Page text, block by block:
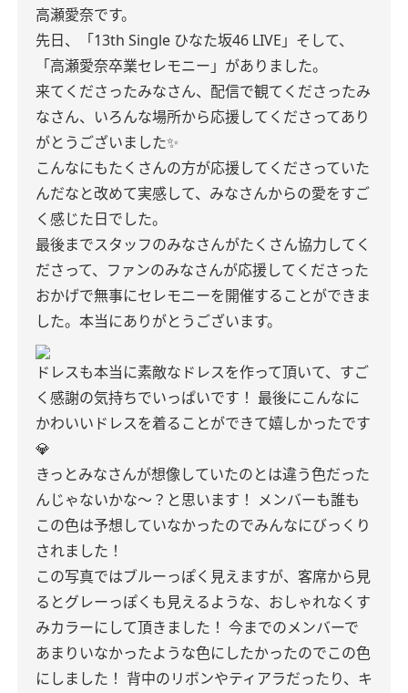
高瀬愛奈です。
先日、「13th Single ひなた坂46 LIVE」そして、
「高瀬愛奈卒業セレモニー」がありました。
来てくださったみなさん、配信で観てくださったみ
なさん、いろんな場所から応援してくださってあり
がとうございました✨
こんなにもたくさんの方が応援してくださっていた
んだなと改めて実感して、みなさんからの愛をすご
く感じた日でした。
最後までスタッフのみなさんがたくさん協力してく
ださって、ファンのみなさんが応援してくださった
おかげで無事にセレモニーを開催することができま
した。本当にありがとうございます。
ドレスも本当に素敵なドレスを作って頂いて、すご
く感謝の気持ちでいっぱいです！ 最後にこんなに
かわいいドレスを着ることができて嬉しかったです
💎
きっとみなさんが想像していたのとは違う色だった
んじゃないかな〜？と思います！ メンバーも誰も
この色は予想していなかったのでみんなにびっくり
されました！
この写真ではブルーっぽく見えますが、客席から見
るとグレーっぽくも見えるような、おしゃれなくす
みカラーにして頂きました！ 今までのメンバーで
あまりいなかったような色にしたかったのでこの色
にしました！ 背中のリボンやティアラだったり、キ